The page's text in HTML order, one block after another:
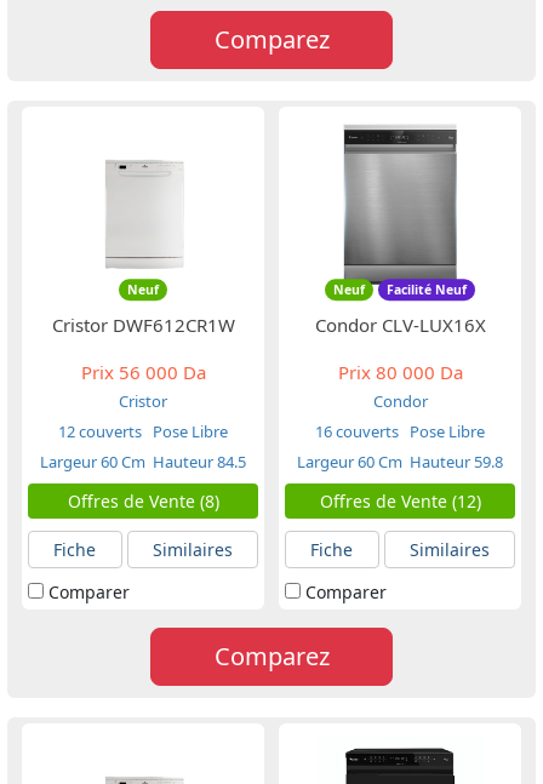
Comparez
Neuf
Cristor DWF612CR1W
Prix56 000 Da
Cristor
12 couverts Pose Libre
Largeur 60 Cm Hauteur 84.5
Cm
Offres de Vente (8)
Fiche
Similaires
Comparer
Neuf Facilité Neuf
Condor CLV-LUX16X
Prix80 000 Da
Condor
16 couverts Pose Libre
Largeur 60 Cm Hauteur 59.8
Cm
Offres de Vente (12)
Fiche
Similaires
Comparer
Comparez